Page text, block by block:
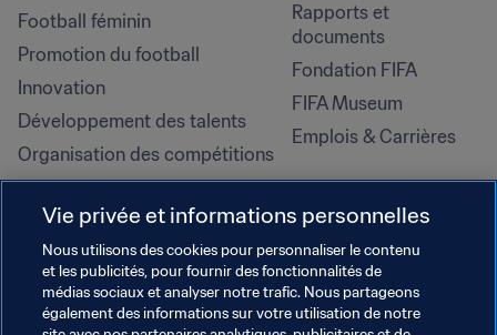
Football féminin
Promotion du football
Innovation
Développement des talents
Organisation des compétitions
Développement durable
Droits de l'homme et lutte contre
la discrimination
Santé et médical
Initiatives en matière de
Rapports et
documents
Fondation FIFA
FIFA Museum
Emplois & Carrières
Vie privée et informations personnelles
Nous utilisons des cookies pour personnaliser le contenu
et les publicités, pour fournir des fonctionnalités de
médias sociaux et analyser notre trafic. Nous partageons
également des informations sur votre utilisation de notre